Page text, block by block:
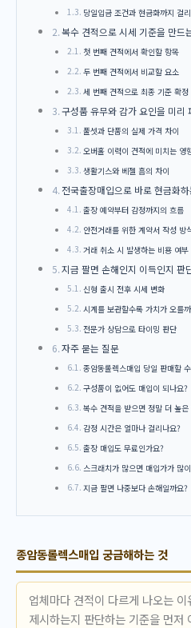
당일입금 조건과 현금화까지 걸
복수 견적으로 시세 기준을 만드
첫 번째 견적에서 확인할 항목
두 번째 견적에서 비교할 요소
세 번째 견적으로 최종 기준 확정
구성품 유무와 감가 요인을 미리
풀셋과 단품의 실제 가격 차이
오버홀 이력이 견적에 미치는 영
생활기스와 베젤 흠의 차이
전국출장매입으로 바로 현금화
출장 예약부터 감정까지의 흐름
안전거래를 위한 계약서 작성 방
거래 취소 시 발생하는 비용 여부
지금 팔면 손해인지 이득인지 판
신형 출시 전후 시세 변화
시계를 보관할수록 가치가 오를까
전문가 상담으로 타이밍 판단
자주 묻는 질문
종암동롤렉스매입 당일 판매할
구성품이 없어도 매입이 되나요?
복수 견적을 받으면 정말 더 높
감정 시간은 얼마나 걸리나요?
출장 매입도 무료인가요?
스크래치가 많으면 매입가가 많
지금 팔면 나중보다 손해일까요?
종암동롤렉스매입 궁금해하는 것
업체마다 견적이 다르게 나오는
제시하는지 판단하는 기준을 먼저